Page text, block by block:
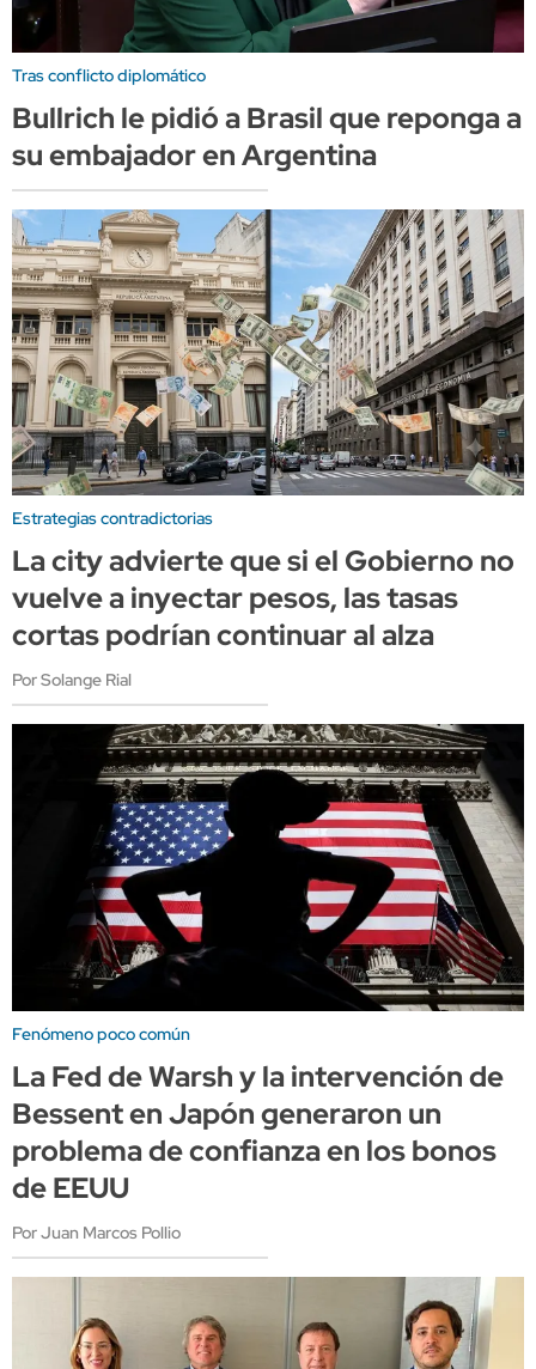
Tras conflicto diplomático
Bullrich le pidió a Brasil que reponga a
su embajador en Argentina
Estrategias contradictorias
La city advierte que si el Gobierno no
vuelve a inyectar pesos, las tasas
cortas podrían continuar al alza
Por Solange Rial
Fenómeno poco común
La Fed de Warsh y la intervención de
Bessent en Japón generaron un
problema de confianza en los bonos
de EEUU
Por Juan Marcos Pollio